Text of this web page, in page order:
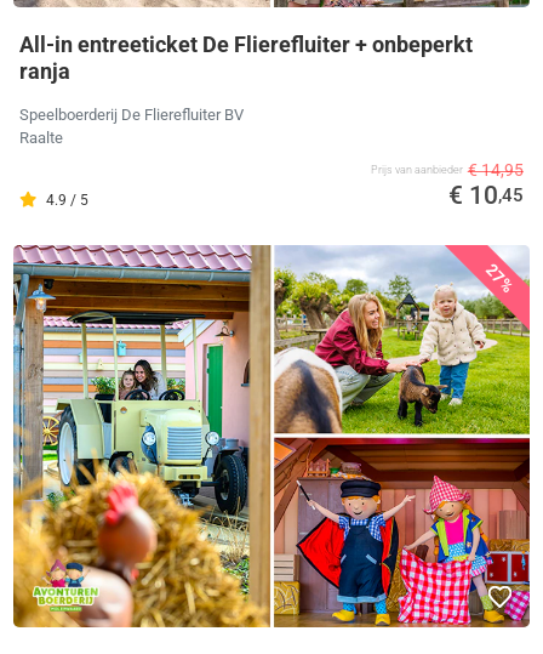
All-in entreeticket De Flierefluiter + onbeperkt
ranja
Speelboerderij De Flierefluiter BV
Raalte
4.9 / 5
Prijs van aanbieder € 14,95
€ 10,45
27%